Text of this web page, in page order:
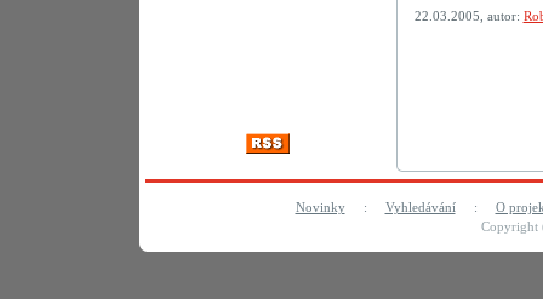
22.03.2005, autor:
Novinky: Vyhledávání: O
Copyright